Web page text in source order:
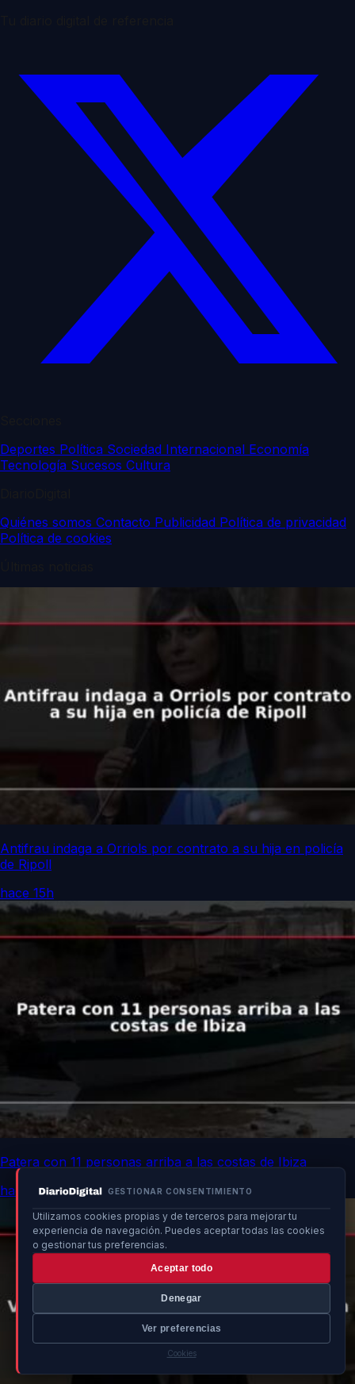
GESTIONAR CONSENTIMIENTO
Utilizamos cookies propias y de terceros para mejorar tu
experiencia de navegación. Puedes aceptar todas las cookies
o gestionar tus preferencias.
Aceptar todo
Denegar
Ver preferencias
Cookies
Deportes Política Sociedad Internacional Economía
Tecnología Sucesos Cultura
Quiénes somos Contacto Publicidad Política de privacidad
Política de cookies
Antifrau indaga a Orriols por contrato a su hija en policía
de Ripoll
hace 15h
Patera con 11 personas arriba a las costas de Ibiza
hace 15h